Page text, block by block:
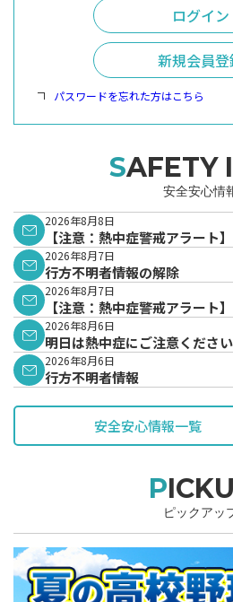
ログイン
新規会員登
パスワードを忘れた方はこちら
SAFETY
安全安心情
2026年8月8日
【注意：熱中症警戒アラート
表されています。
2026年8月7日
行方不明者情報の解除
2026年8月7日
【注意：熱中症警戒アラート
表されています。
2026年8月6日
明日は熱中症にご注意ください
2026年8月6日
行方不明者情報
安全安心情報一覧
ピックアッ